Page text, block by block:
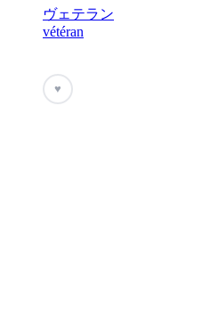
ヴェテラン
vétéran
♥